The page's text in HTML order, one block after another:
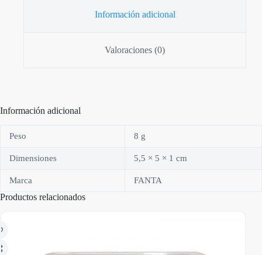
Información adicional
Valoraciones (0)
Información adicional
Peso 8 g
Dimensiones 5,5 × 5 × 1 cm
Marca FANTA
Productos relacionados